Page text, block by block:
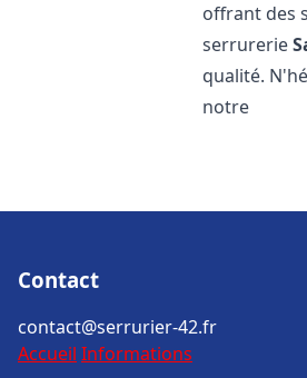
offrant des
serrurerie
qualité.
notre
Contact
contact@serrurier-42.fr
Accueil Informations